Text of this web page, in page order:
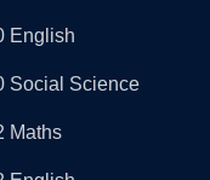
English
Social Science
Maths